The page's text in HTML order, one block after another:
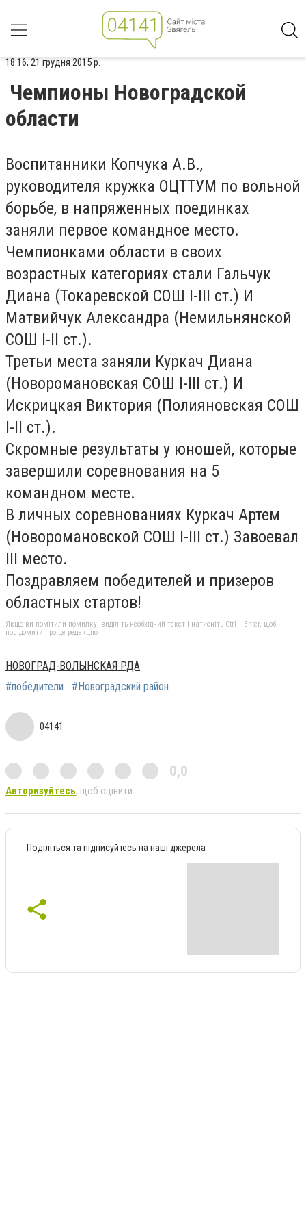
18:16, 21 грудня 2015 р.
Чемпионы Новоградской
области
Воспитанники Копчука А.В.,
руководителя кружка ОЦТТУМ по вольной
борьбе, в напряженных поединках
заняли первое командное место.
Чемпионками области в своих
возрастных категориях стали Гальчук
Диана (Токаревской СОШ I-III ст.) И
Матвийчук Александра (Немильнянской
СОШ I-II ст.).
Третьи места заняли Куркач Диана
(Новоромановская СОШ I-III ст.) И
Искрицкая Виктория (Полияновская СОШ
I-II ст.).
Скромные результаты у юношей, которые
завершили соревнования на 5
командном месте.
В личных соревнованиях Куркач Артем
(Новоромановской СОШ I-III ст.) Завоевал
III место.
Поздравляем победителей и призеров
областных стартов!
Якщо ви помітили помилку, виділіть необхідний текст і натисніть Ctrl + Enter, щоб
повідомити про це редакцію
НОВОГРАД-ВОЛЫНСКАЯ РДА
#победители
#Новоградский район
04141
0,0
Авторизуйтесь, щоб оцінити
Поділіться та підписуйтесь на наші джерела